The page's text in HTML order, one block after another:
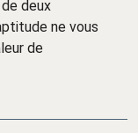
deux
ne vous
de